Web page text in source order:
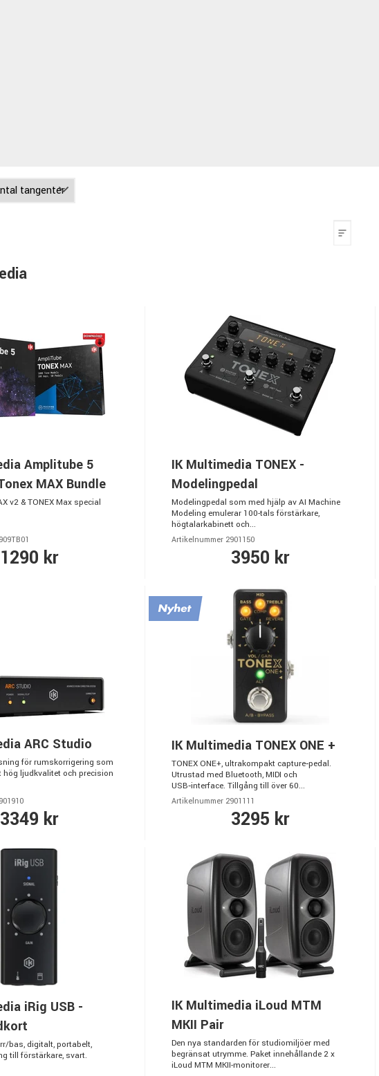
Amplitube 5
MAX Bundle
v2 & TONEX Max special
1290 kr
IK Multimedia TONEX -
Modelingpedal
Modelingpedal som med hjälp av AI Machine
Modeling emulerar 100-tals förstärkare,
högtalarkabinett och...
Artikelnummer 2901150
3950 kr
ARC Studio
för rumskorrigering som
hög ljudkvalitet och precision
3349 kr
IK Multimedia TONEX ONE +
TONEX ONE+, ultrakompakt capture‑pedal.
Utrustad med Bluetooth, MIDI och
USB‑interface. Tillgång till över 60...
Artikelnummer 2901111
3295 kr
iRig USB -
bas, digitalt, portabelt,
till förstärkare, svart.
IK Multimedia iLoud MTM
MKII Pair
Den nya standarden för studiomiljöer med
begränsat utrymme. Paket innehållande 2 x
iLoud MTM MKII-monitorer...